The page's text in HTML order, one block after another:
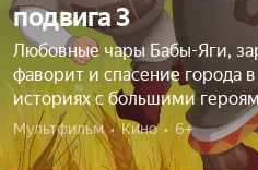
подвига 3
Любовные чары Бабы-Яги,
фаворит и спасение города
историях с большими
Мультфильм  •  Кино  •  6+